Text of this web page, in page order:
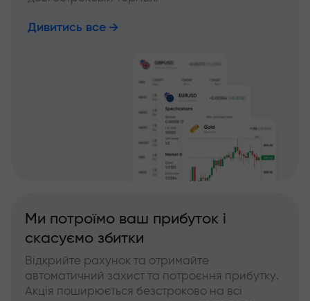
Дивитись все
Ми потроїмо ваш прибуток і
скасуємо збитки
Відкрийте рахунок та отримайте
автоматичний захист та потроєння прибутку.
Акція поширюється безстроково на всі